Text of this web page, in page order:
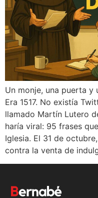
Un monje, una puerta y
Era 1517. No existía
llamado Martín Lutero
haría viral: 95 frases
Iglesia. El 31 de
contra la venta de